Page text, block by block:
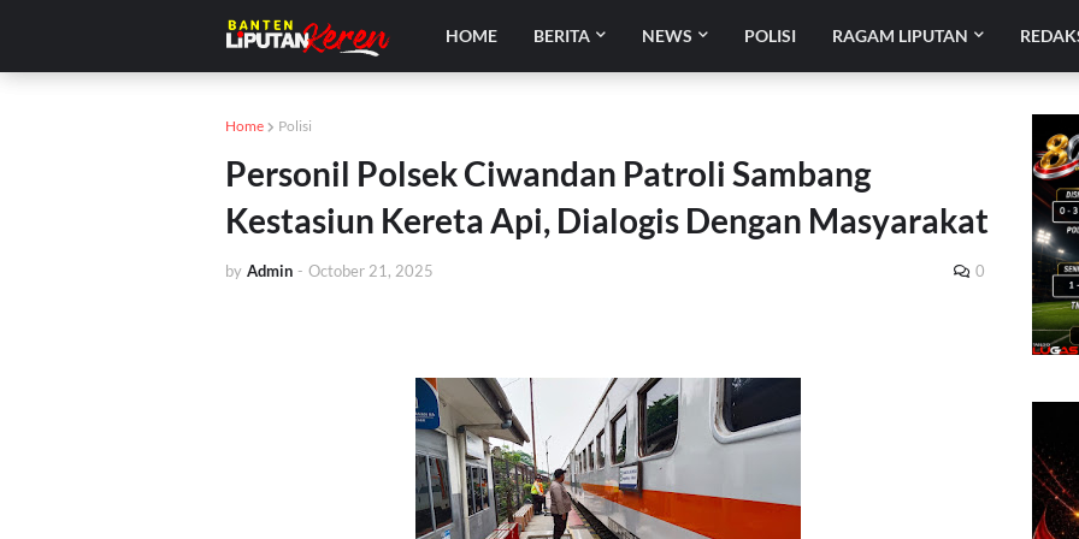
HOME BERITA NEWS POLISI RAGAM LIPUTAN
Home Polisi
Personil Polsek Ciwandan Patroli Sambang
Kestasiun Kereta Api, Dialogis Dengan Masyarakat
by Admin - October 21, 2025 0